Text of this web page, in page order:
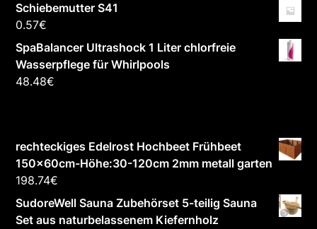
Schiebemutter S41
0.57€
SpaBalancer Ultrashock 1 Liter chlorfreie
Wasserpflege für Whirlpools
48.48€
rechteckiges Edelrost Hochbeet Frühbeet
150x60cm-Höhe:30-120cm 2mm metall garten
198.74€
SudoreWell Sauna Zubehörset 5-teilig Sauna
Set aus naturbelassenem Kiefernholz